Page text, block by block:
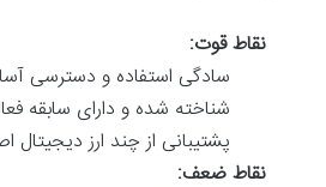
نقاط قوت:
سادگی استفاده و دسترسی
شناخته شده و دارای سابقه
پشتیبانی از چند ارز دیجیتال
نقاط ضعف: